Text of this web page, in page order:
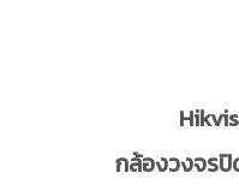
กล้องวงจร